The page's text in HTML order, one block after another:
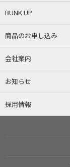
BUNK UP
商品のお申し込み
会社案内
お知らせ
採用情報